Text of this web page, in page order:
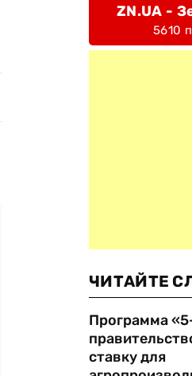
ZN.UA -
5610
ЧИТАЙТЕ
Программа
ставку для